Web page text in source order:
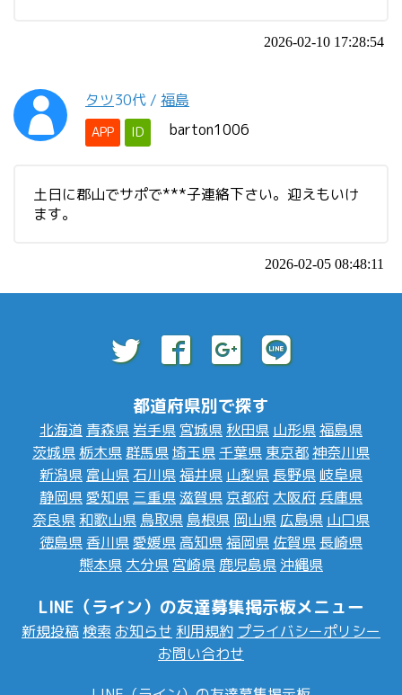
2026-02-10 17:28:54
タツ30代 / 福島
APP ID barton1006
土日に郡山でサポで***子連絡下さい。迎えもいけ
ます。
2026-02-05 08:48:11
都道府県別で探す
北海道 青森県 岩手県 宮城県 秋田県 山形県福島県
茨城県 栃木県群馬県埼玉県 千葉県 東京都神奈川県
新潟県 富山県 石川県福井県 山梨県 長野県 岐阜県
静岡県愛知県 三重県滋賀県 京都府 大阪府 兵庫県
奈良県 和歌山県 鳥取県 島根県 岡山県 広島県 山口県
徳島県 香川県愛媛県 高知県福岡県 佐賀県 長崎県
熊本県 大分県 宮崎県 鹿児島県 沖縄県
LINE（ライン）の友達募集掲示板メニュー
新規投稿 検索 お知らせ 利用規約 プライバシーポリシー
お問い合わせ